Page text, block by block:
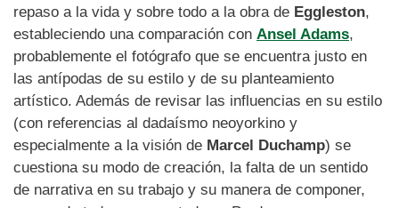
repaso a la vida y sobre todo a la obra de Eggleston,
estableciendo una comparación con Ansel Adams,
probablemente el fotógrafo que se encuentra justo en
las antípodas de su estilo y de su planteamiento
artístico. Además de revisar las influencias en su estilo
(con referencias al dadaísmo neoyorkino y
especialmente a la visión de Marcel Duchamp) se
cuestiona su modo de creación, la falta de un sentido
de narrativa en su trabajo y su manera de componer,